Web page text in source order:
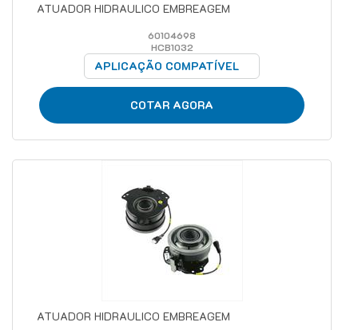
ATUADOR HIDRAULICO EMBREAGEM
60104698
HCB1032
APLICAÇÃO COMPATÍVEL
COTAR AGORA
ATUADOR HIDRAULICO EMBREAGEM